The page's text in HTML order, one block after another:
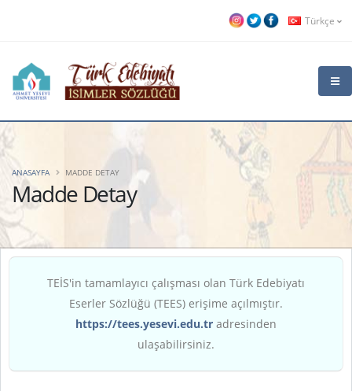
Türkçe
Madde Detay
ANASAYFA MADDE DETAY
TEİS'in tamamlayıcı çalışması olan Türk Edebiyatı
Eserler Sözlüğü (TEES) erişime açılmıştır.
https://tees.yesevi.edu.tr adresinden
ulaşabilirsiniz.